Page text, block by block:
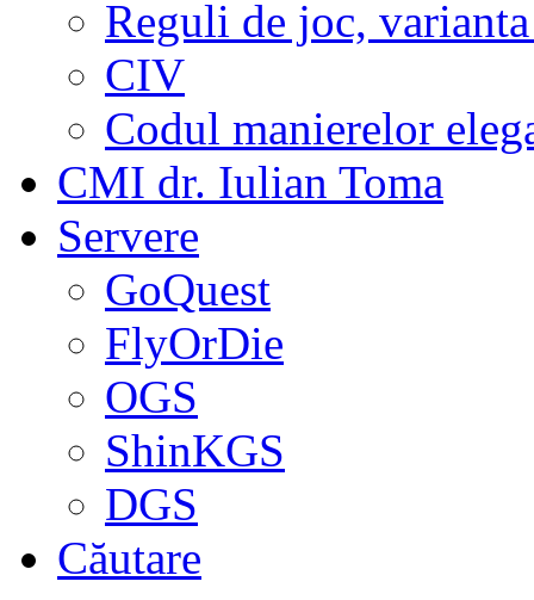
Reguli de joc,
CIV
Codul manierelor
CMI dr. Iulian Toma
Servere
GoQuest
FlyOrDie
OGS
ShinKGS
DGS
Căutare